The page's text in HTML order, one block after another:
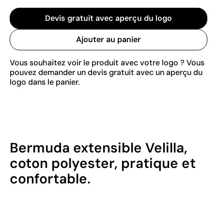
Devis gratuit avec aperçu du logo
Ajouter au panier
Vous souhaitez voir le produit avec votre logo ? Vous
pouvez demander un devis gratuit avec un aperçu du
logo dans le panier.
Bermuda extensible Velilla,
coton polyester, pratique et
confortable.